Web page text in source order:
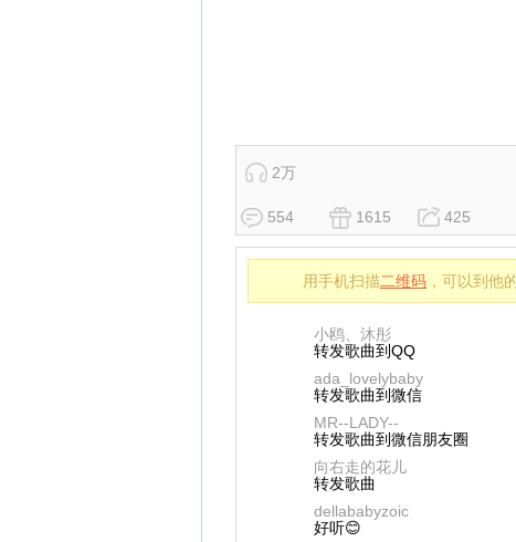
2万
554 1615 425
用手机扫描二维码 ，可以到他
小鸥、沐彤
转发歌曲到QQ
ada_lovelybaby
转发歌曲到微信
MR--LADY--
转发歌曲到微信朋友圈
向右走的花儿
转发歌曲
dellababyzoic
好听😊